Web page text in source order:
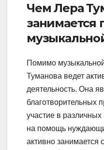
Чем Лера
занимается
Помимо
Туманова ведет
деятельность. Она
благотворительных
участие в
на помощь
активно занимается